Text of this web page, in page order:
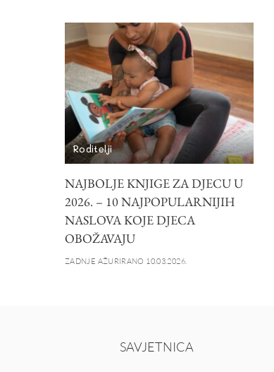
Roditelji
NAJBOLJE KNJIGE ZA DJECU U
2026. – 10 NAJPOPULARNIJIH
NASLOVA KOJE DJECA
OBOŽAVAJU
ZADNJE AŽURIRANO 10.03.2026.
SAVJETNICA